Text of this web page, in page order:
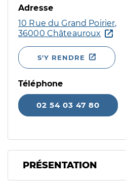
Adresse
10 Rue du Grand Poirier,
36000 Châteauroux
S'Y RENDRE
Téléphone
02 54 03 47 80
PRÉSENTATION